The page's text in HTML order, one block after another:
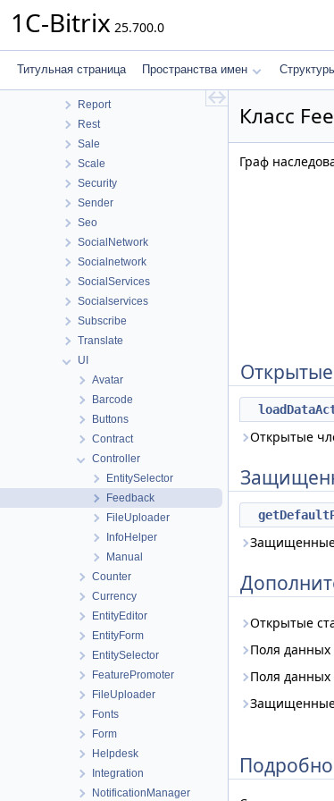
1C-Bitrix 25.700.0
Титульная страница Пространства имен
MobileApp
Photogallery
Report
Rest
Sale
Scale
Security
Sender
Seo
SocialNetwork
Socialnetwork
SocialServices
Socialservices
Subscribe
Translate
UI
Avatar
Barcode
Buttons
Contract
Controller
EntitySelector
Feedback
FileUploader
InfoHelper
Manual
Counter
Currency
EntityEditor
EntityForm
EntitySelector
FeaturePromoter
FileUploader
Fonts
Form
Helpdesk
Integration
NotificationManager
Класс
Граф
Открытые
Защищенные
Открытые
Поля данных
Поля данных
Защищенные